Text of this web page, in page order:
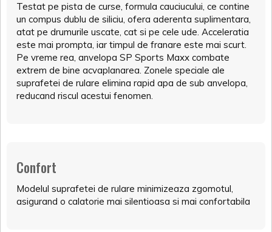
Testat pe pista de curse, formula cauciucului, ce contine
un compus dublu de siliciu, ofera aderenta suplimentara,
atat pe drumurile uscate, cat si pe cele ude. Acceleratia
este mai prompta, iar timpul de franare este mai scurt.
Pe vreme rea, anvelopa SP Sports Maxx combate
extrem de bine acvaplanarea. Zonele speciale ale
suprafetei de rulare elimina rapid apa de sub anvelopa,
reducand riscul acestui fenomen.
Confort
Modelul suprafetei de rulare minimizeaza zgomotul,
asigurand o calatorie mai silentioasa si mai confortabila